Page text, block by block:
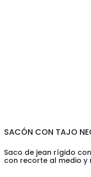
SACÓN CON TAJO
Saco de jean rígido
con recorte al medio y